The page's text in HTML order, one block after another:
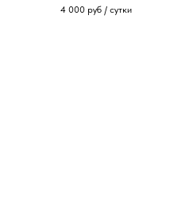
4 000 руб / сутки